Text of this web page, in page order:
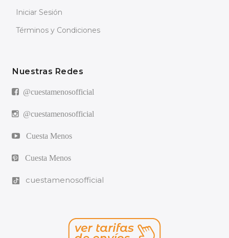
Iniciar Sesión
Términos y Condiciones
Nuestras Redes
@cuestamenosofficial
@cuestamenosofficial
Cuesta Menos
Cuesta Menos
cuestamenosofficial